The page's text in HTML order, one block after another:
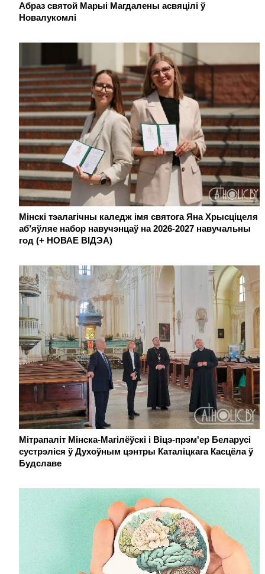
Абраз святой Марыі Магдалены асвяцілі ў
Новалукомлі
Мінскі тэалагічны каледж імя святога Яна Хрысціцеля
аб’яўляе набор навучэнцаў на 2026-2027 навучальны
год (+ НОВАЕ ВІДЭА)
Мітрапаліт Мінска-Магілёўскі і Віцэ-прэм'ер Беларусі
сустрэліся ў Духоўным цэнтры Каталіцкага Касцёла ў
Будславе